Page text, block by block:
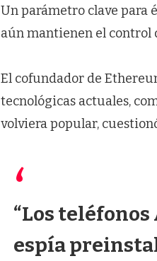
Un parámetro clave para
aún mantienen el control
El cofundador de
tecnológicas actuales,
volviera popular,
“Los
espía